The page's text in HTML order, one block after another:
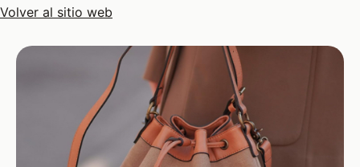
Volver al sitio web